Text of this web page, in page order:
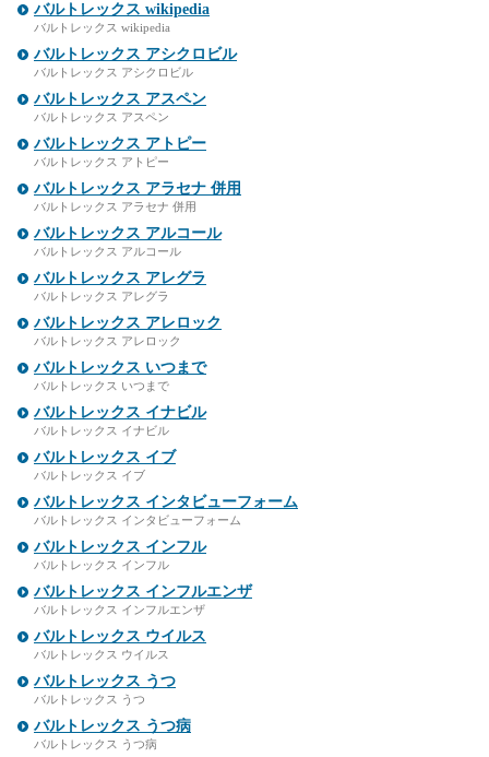
バルトレックス wikipedia
バルトレックス wikipedia
バルトレックス アシクロビル
バルトレックス アシクロビル
バルトレックス アスペン
バルトレックス アスペン
バルトレックス アトピー
バルトレックス アトピー
バルトレックス アラセナ 併用
バルトレックス アラセナ 併用
バルトレックス アルコール
バルトレックス アルコール
バルトレックス アレグラ
バルトレックス アレグラ
バルトレックス アレロック
バルトレックス アレロック
バルトレックス いつまで
バルトレックス いつまで
バルトレックス イナビル
バルトレックス イナビル
バルトレックス イブ
バルトレックス イブ
バルトレックス インタビューフォーム
バルトレックス インタビューフォーム
バルトレックス インフル
バルトレックス インフル
バルトレックス インフルエンザ
バルトレックス インフルエンザ
バルトレックス ウイルス
バルトレックス ウイルス
バルトレックス うつ
バルトレックス うつ
バルトレックス うつ病
バルトレックス うつ病